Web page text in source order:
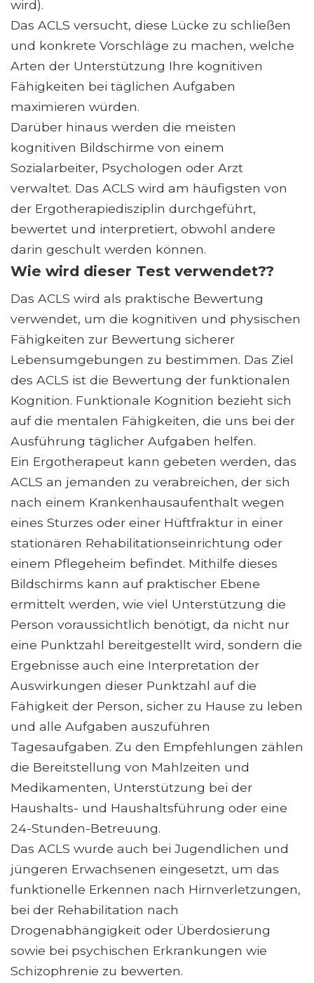
wird).
Das ACLS versucht, diese Lücke zu schließen
und konkrete Vorschläge zu machen, welche
Arten der Unterstützung Ihre kognitiven
Fähigkeiten bei täglichen Aufgaben
maximieren würden.
Darüber hinaus werden die meisten
kognitiven Bildschirme von einem
Sozialarbeiter, Psychologen oder Arzt
verwaltet. Das ACLS wird am häufigsten von
der Ergotherapiedisziplin durchgeführt,
bewertet und interpretiert, obwohl andere
darin geschult werden können.
Wie wird dieser Test verwendet??
Das ACLS wird als praktische Bewertung
verwendet, um die kognitiven und physischen
Fähigkeiten zur Bewertung sicherer
Lebensumgebungen zu bestimmen. Das Ziel
des ACLS ist die Bewertung der funktionalen
Kognition. Funktionale Kognition bezieht sich
auf die mentalen Fähigkeiten, die uns bei der
Ausführung täglicher Aufgaben helfen.
Ein Ergotherapeut kann gebeten werden, das
ACLS an jemanden zu verabreichen, der sich
nach einem Krankenhausaufenthalt wegen
eines Sturzes oder einer Hüftfraktur in einer
stationären Rehabilitationseinrichtung oder
einem Pflegeheim befindet. Mithilfe dieses
Bildschirms kann auf praktischer Ebene
ermittelt werden, wie viel Unterstützung die
Person voraussichtlich benötigt, da nicht nur
eine Punktzahl bereitgestellt wird, sondern die
Ergebnisse auch eine Interpretation der
Auswirkungen dieser Punktzahl auf die
Fähigkeit der Person, sicher zu Hause zu leben
und alle Aufgaben auszuführen
Tagesaufgaben. Zu den Empfehlungen zählen
die Bereitstellung von Mahlzeiten und
Medikamenten, Unterstützung bei der
Haushalts- und Haushaltsführung oder eine
24-Stunden-Betreuung.
Das ACLS wurde auch bei Jugendlichen und
jüngeren Erwachsenen eingesetzt, um das
funktionelle Erkennen nach Hirnverletzungen,
bei der Rehabilitation nach
Drogenabhängigkeit oder Überdosierung
sowie bei psychischen Erkrankungen wie
Schizophrenie zu bewerten.